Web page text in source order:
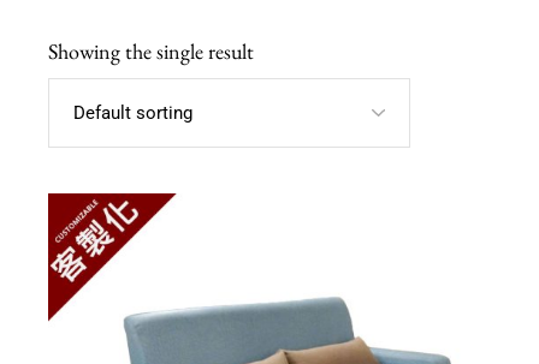
Showing the single result
Default sorting